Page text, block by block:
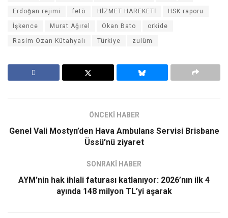
Erdoğan rejimi fetö HİZMET HAREKETİ HSK raporu
İşkence Murat Ağırel Okan Bato orkide
Rasim Ozan Kütahyalı Türkiye zulüm
ÖNCEKİ HABER
Genel Vali Mostyn’den Hava Ambulans Servisi Brisbane
Üssü’nü ziyaret
SONRAKİ HABER
AYM’nin hak ihlali faturası katlanıyor: 2026’nın ilk 4
ayında 148 milyon TL’yi aşarak